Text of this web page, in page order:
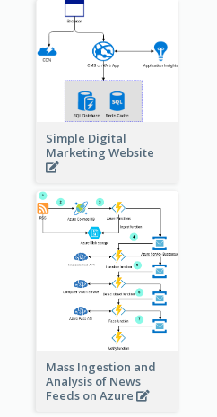
Simple Digital
Marketing Website
Mass Ingestion and
Analysis of News
Feeds on Azure